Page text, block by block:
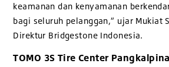
keamanan dan kenyamanan
bagi seluruh pelanggan,” ujar Mukiat
Direktur Bridgestone Indonesia.
TOMO 3S Tire Center